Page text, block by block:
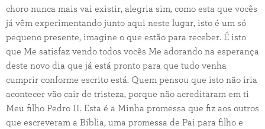
choro nunca mais vai existir, alegria sim, como esta que vocês
já vêm experimentando junto aqui neste lugar, isto é um só
pequeno presente, imagine o que estão para receber. É isto
que Me satisfaz vendo todos vocês Me adorando na esperança
deste novo dia que já está pronto para que tudo venha
cumprir conforme escrito está. Quem pensou que isto não iria
acontecer vão cair de tristeza, porque não acreditaram em ti
Meu filho Pedro II. Esta é a Minha promessa que fiz aos outros
que escreveram a Bíblia, uma promessa de Pai para filho e